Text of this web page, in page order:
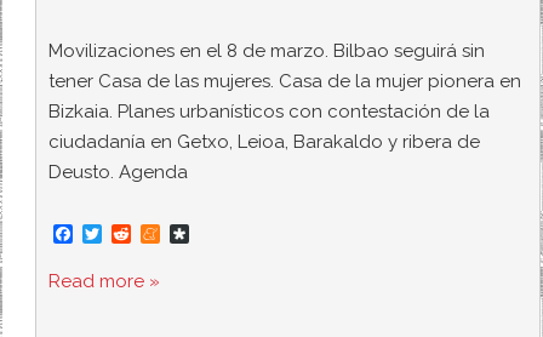
Movilizaciones en el 8 de marzo. Bilbao seguirá sin
tener Casa de las mujeres. Casa de la mujer pionera en
Bizkaia. Planes urbanísticos con contestación de la
ciudadanía en Getxo, Leioa, Barakaldo y ribera de
Deusto. Agenda
F
c
e
T
i
t
R
d
d
M
Read more »